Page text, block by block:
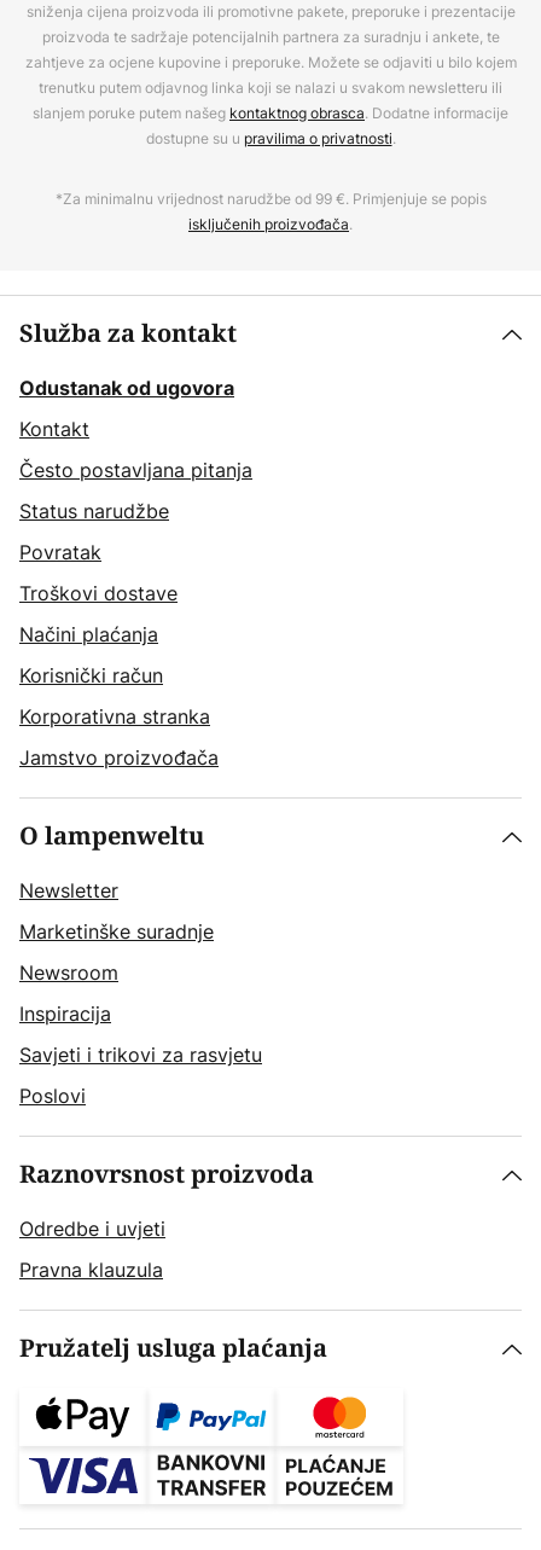
sniženja cijena proizvoda ili promotivne pakete, preporuke i prezentacije
proizvoda te sadržaje potencijalnih partnera za suradnju i ankete, te
zahtjeve za ocjene kupovine i preporuke. Možete se odjaviti u bilo kojem
trenutku putem odjavnog linka koji se nalazi u svakom newsletteru ili
slanjem poruke putem našeg kontaktnog obrasca. Dodatne informacije
dostupne su u pravilima o privatnosti.
*Za minimalnu vrijednost narudžbe od 99 €. Primjenjuje se popis
isključenih proizvođača.
Služba za kontakt
Odustanak od ugovora
Kontakt
Često postavljana pitanja
Status narudžbe
Povratak
Troškovi dostave
Načini plaćanja
Korisnički račun
Korporativna stranka
Jamstvo proizvođača
O lampenweltu
Newsletter
Marketinške suradnje
Newsroom
Inspiracija
Savjeti i trikovi za rasvjetu
Poslovi
Raznovrsnost proizvoda
Odredbe i uvjeti
Pravna klauzula
Pružatelj usluga plaćanja